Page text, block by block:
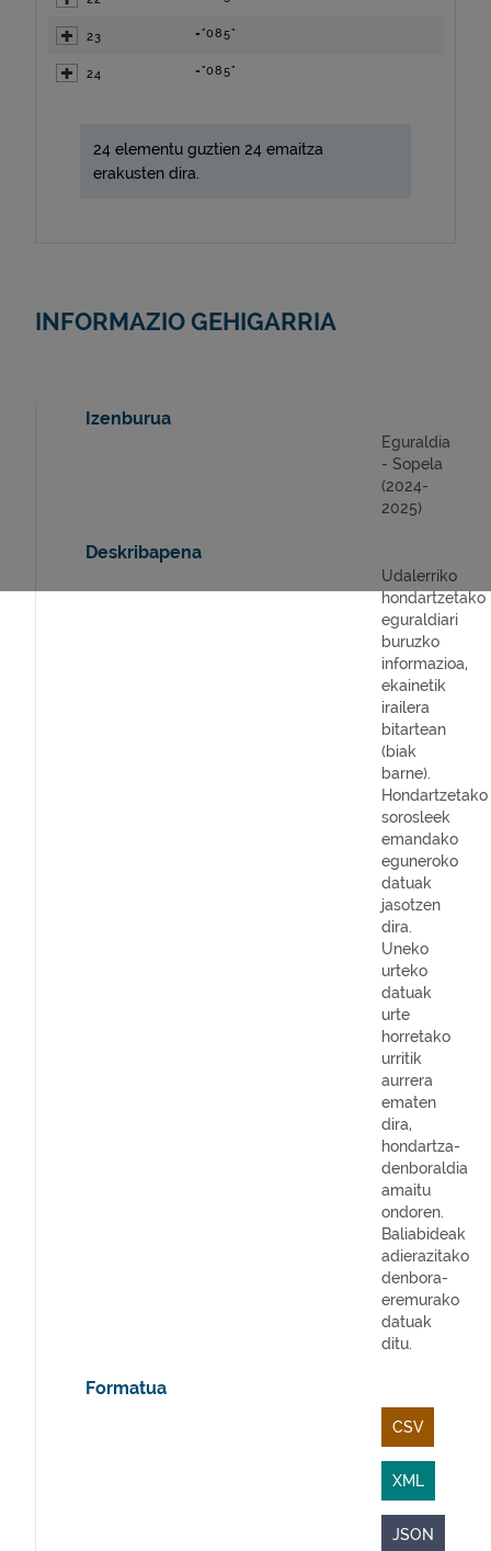
23 ="085"
24 ="085"
24 elementu guztien 24 emaitza
erakusten dira.
INFORMAZIO GEHIGARRIA
Izenburua
Eguraldia
- Sopela
(2024-
2025)
Deskribapena
Udalerriko
hondartzetako
eguraldiari
buruzko
informazioa,
ekainetik
irailera
bitartean
(biak
barne).
Hondartzetako
sorosleek
emandako
eguneroko
datuak
jasotzen
dira.
Uneko
urteko
datuak
urte
horretako
urritik
aurrera
ematen
dira,
hondartza-
denboraldia
amaitu
ondoren.
Baliabideak
adierazitako
denbora-
eremurako
datuak
ditu.
Formatua
CSV
XML
JSON